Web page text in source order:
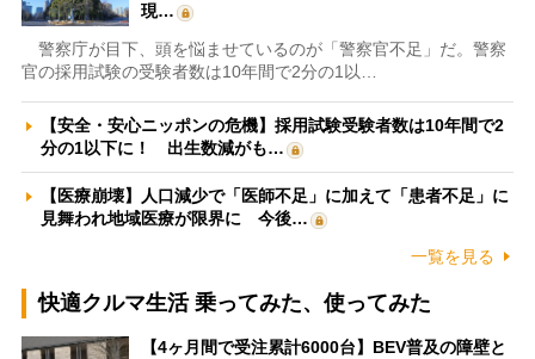
現…
警察庁が目下、頭を悩ませているのが「警察官不足」だ。警察
官の採用試験の受験者数は10年間で2分の1以…
【安全・安心ニッポンの危機】採用試験受験者数は10年間で2
分の1以下に！ 出生数減がも…
【医療崩壊】人口減少で「医師不足」に加えて「患者不足」に
見舞われ地域医療が限界に 今後…
一覧を見る
快適クルマ生活 乗ってみた、使ってみた
【4ヶ月間で受注累計6000台】BEV普及の障壁と